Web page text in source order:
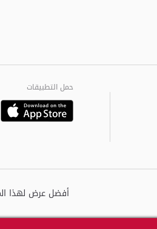
حمل التطبيقات
Google